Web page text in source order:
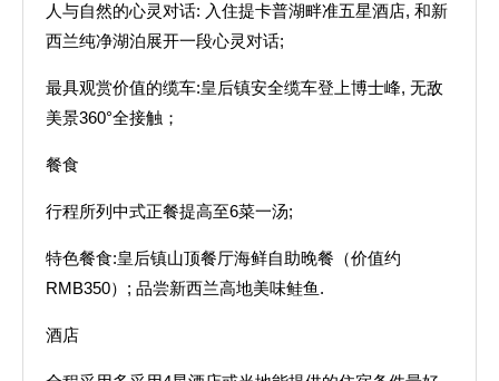
人与自然的心灵对话: 入住提卡普湖畔准五星酒店, 和新
西兰纯净湖泊展开一段心灵对话;
最具观赏价值的缆车:皇后镇安全缆车登上博士峰, 无敌
美景360°全接触；
餐食
行程所列中式正餐提高至6菜一汤;
特色餐食:皇后镇山顶餐厅海鲜自助晚餐（价值约
RMB350）; 品尝新西兰高地美味鲑鱼.
酒店